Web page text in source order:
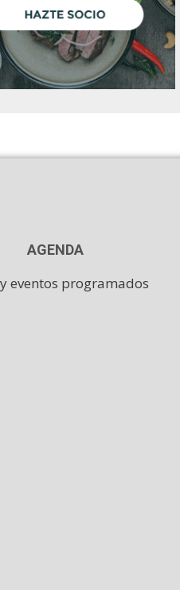
AGENDA
eventos programados